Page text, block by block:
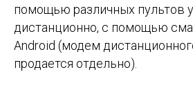
помощью различных пультов
дистанционно, с помощью
Android (модем
продается отдельно).